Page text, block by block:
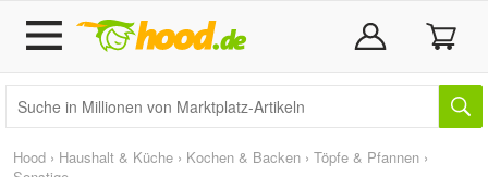
Hood › Haushalt & Küche › Kochen & Backen › Töpfe & Pfannen ›